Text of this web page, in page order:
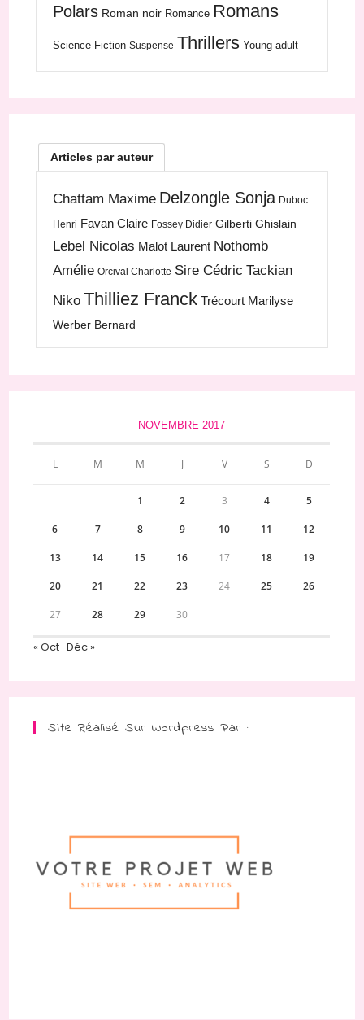
Polars Roman noir Romance Romans
Science-Fiction Suspense Thrillers Young adult
Articles par auteur
Chattam Maxime Delzongle Sonja Duboc
Henri Favan Claire Fossey Didier Gilberti Ghislain
Lebel Nicolas Malot Laurent Nothomb
Amélie Orcival Charlotte Sire Cédric Tackian
Niko Thilliez Franck Trécourt Marilyse
Werber Bernard
NOVEMBRE 2017
L M M J V S D
1 2 3 4 5
6 7 8 9 10 11 12
13 14 15 16 17 18 19
20 21 22 23 24 25 26
27 28 29 30
« Oct Déc »
Site Réalisé Sur Wordpress Par :